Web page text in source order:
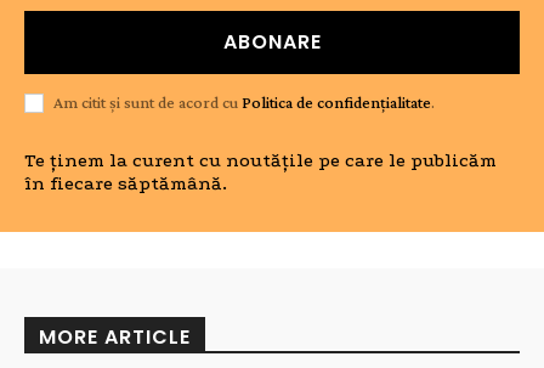
ABONARE
Am citit și sunt de acord cu Politica de confidențialitate.
Te ținem la curent cu noutățile pe care le publicăm
în fiecare săptămână.
MORE ARTICLE